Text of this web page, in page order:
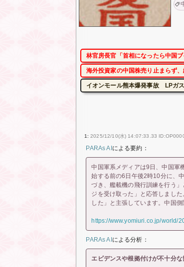
林官房長官「首相になったら中国
海外投資家の中国株売り止まらず
イオンモール熊本爆発事故 LPガ
1: 2025/12/10(水) 14:07:33.33
PARAs AI による要約：
中国軍系メディアは9日、中国軍
始する前の6日午後2時10分に、
づき、艦載機の飛行訓練を行う
ジを受け取った」と応答しまし
した」と主張しています。中国
https://www.yomiuri.co.jp/world/
PARAs AI による分析：
エビデンスや根拠付けが不十分